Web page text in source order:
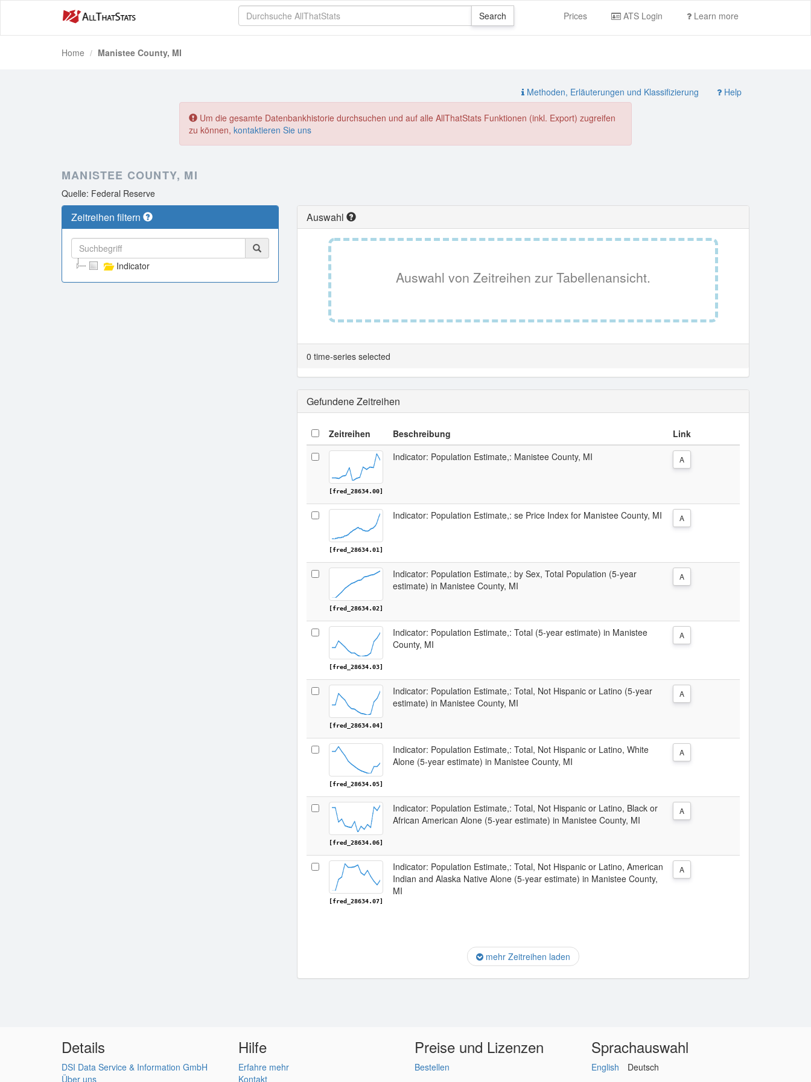
Prices ATS Login Learn more
Home Manistee County, MI
Methoden, Erläuterungen und Klassifizierung Help
Um die gesamte Datenbankhistorie durchsuchen und auf alle AllThatStats Funktionen (inkl. Export) zugreifen
zu können, kontaktieren Sie uns
MANISTEE COUNTY, MI
Quelle: Federal Reserve
Zeitreihen filtern
Indicator
Auswahl
Auswahl von Zeitreihen zur Tabellenansicht.
0 time-series selected
Gefundene Zeitreihen
Zeitreihen Beschreibung Link
[fred_28634.00]
Indicator: Population Estimate,: Manistee County, MI A
[fred_28634.01]
Indicator: Population Estimate,: se Price Index for Manistee County, MI A
[fred_28634.02]
Indicator: Population Estimate,: by Sex, Total Population (5-year
estimate) in Manistee County, MI
A
[fred_28634.03]
Indicator: Population Estimate,: Total (5-year estimate) in Manistee
County, MI
A
[fred_28634.04]
Indicator: Population Estimate,: Total, Not Hispanic or Latino (5-year
estimate) in Manistee County, MI
A
[fred_28634.05]
Indicator: Population Estimate,: Total, Not Hispanic or Latino, White
Alone (5-year estimate) in Manistee County, MI
A
[fred_28634.06]
Indicator: Population Estimate,: Total, Not Hispanic or Latino, Black or
African American Alone (5-year estimate) in Manistee County, MI
A
[fred_28634.07]
Indicator: Population Estimate,: Total, Not Hispanic or Latino, American
Indian and Alaska Native Alone (5-year estimate) in Manistee County,
MI
A
mehr Zeitreihen laden
Details
DSI Data Service & Information GmbH
Über uns
Hilfe
Erfahre mehr
Kontakt
Preise und Lizenzen
Bestellen
Sprachauswahl
English Deutsch